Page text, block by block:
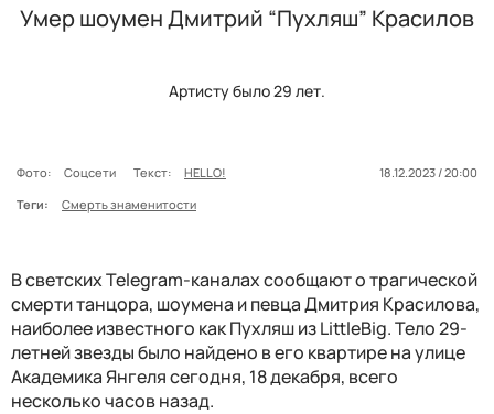
Умер шоумен Дмитрий “Пухляш” Красилов
Артисту было 29 лет.
Фото: Соцсети Текст: HELLO!
18.12.2023 / 20:00
Теги:
Смерть знаменитости
В светских Telegram-каналах сообщают о трагической
смерти танцора, шоумена и певца Дмитрия Красилова,
наиболее известного как Пухляш из LittleBig. Тело 29-
летней звезды было найдено в его квартире на улице
Академика Янгеля сегодня, 18 декабря, всего
несколько часов назад.